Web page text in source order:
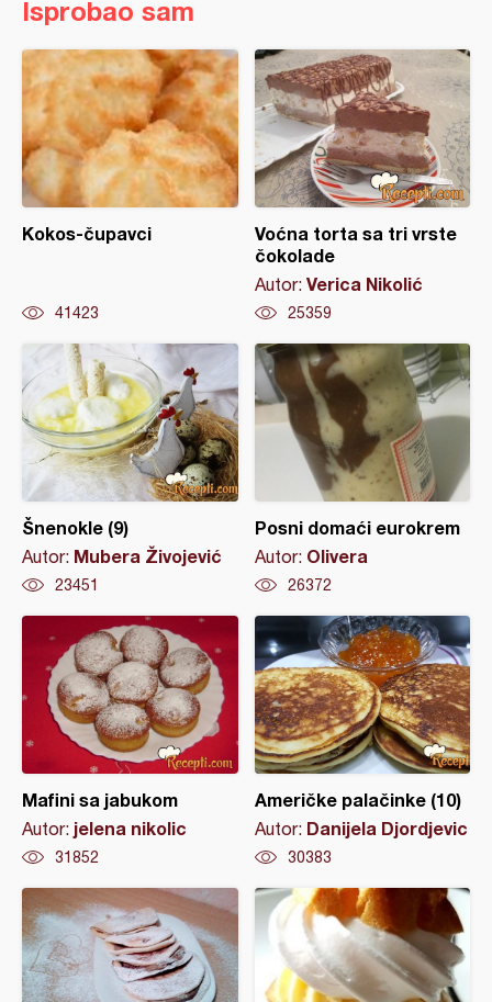
Isprobao sam
Kokos-čupavci
41423
Voćna torta sa tri vrste
čokolade
Autor: Verica Nikolić
25359
Šnenokle (9)
Autor: Mubera Živojević
23451
Posni domaći eurokrem
Autor: Olivera
26372
Mafini sa jabukom
Autor: jelena nikolic
31852
Američke palačinke (10)
Autor: Danijela Djordjevic
30383